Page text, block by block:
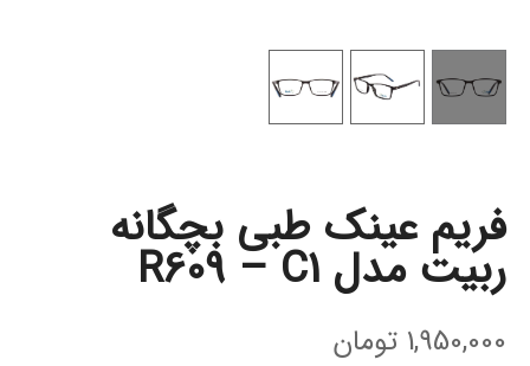
فریم عینک طبی بچگانه
ربیت مدل R609 – C1
1,950,000 تومان